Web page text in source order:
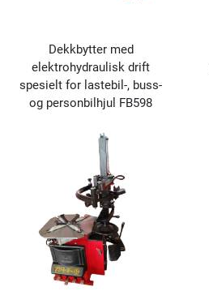
Dekkbytter med
elektrohydraulisk drift
spesielt for lastebil-, buss-
og personbilhjul FB598